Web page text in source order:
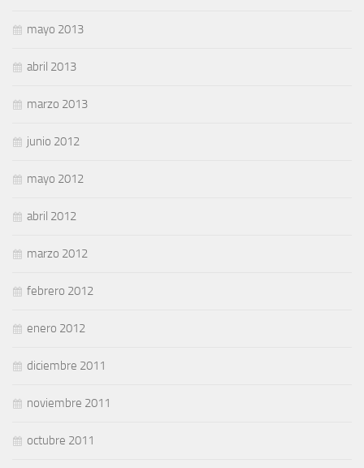
mayo 2013
abril 2013
marzo 2013
junio 2012
mayo 2012
abril 2012
marzo 2012
febrero 2012
enero 2012
diciembre 2011
noviembre 2011
octubre 2011